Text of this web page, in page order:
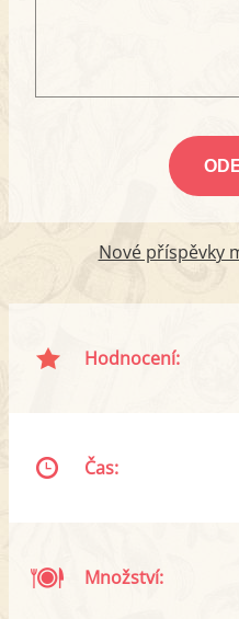
Nové příspěvky
Hodnocení:
Čas:
Množství: